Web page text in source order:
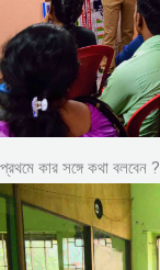
প্রথমে কার সঙ্গে কথা বলবেন ?